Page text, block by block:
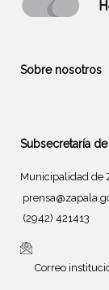
Sobre nosotros
Subsecretaría de
Municipalidad de
(2942) 421413
Correo